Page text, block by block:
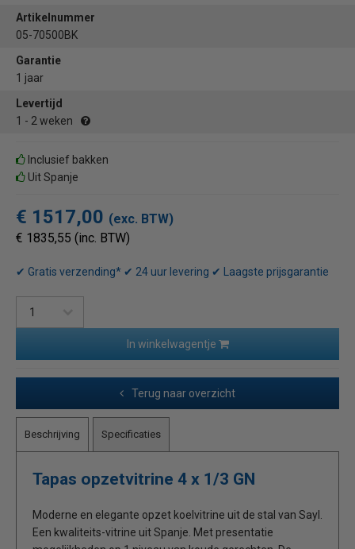
Artikelnummer
05-70500BK
Garantie
1 jaar
Levertijd
1 - 2 weken
Inclusief bakken
Uit Spanje
€ 1517,00 (exc. BTW)
€ 1835,55 (inc. BTW)
✔ Gratis verzending* ✔ 24 uur levering ✔ Laagste prijsgarantie
In winkelwagentje
Terug naar overzicht
Beschrijving Specificaties
Tapas opzetvitrine 4 x 1/3 GN
Moderne en elegante opzet koelvitrine uit de stal van Sayl.
Een kwaliteits-vitrine uit Spanje. Met presentatie